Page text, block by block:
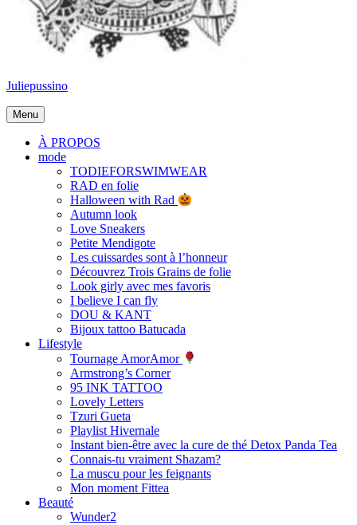
Juliepussino
Menu
À PROPOS
mode
TODIEFORSWIMWEAR
RAD en folie
Halloween with Rad
Autumn look
Love Sneakers
Petite Mendigote
Les cuissardes sont à l’honneur
Découvrez Trois Grains de folie
Look girly avec mes favoris
I believe I can fly
DOU & KANT
Bijoux tattoo Batucada
Lifestyle
Tournage AmorAmor
Armstrong’s Corner
95 INK TATTOO
Lovely Letters
Tzuri Gueta
Playlist Hivernale
Instant bien-être avec la cure de thé Detox Panda Tea
Connais-tu vraiment Shazam?
La muscu pour les feignants
Mon moment Fittea
Beauté
Wunder2